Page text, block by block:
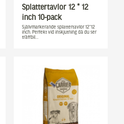
Splattertavlor 12 * 12
inch 10-pack
Självmarkerande splattertavlor 12*12
inch. Perfekt vid inskjutning då du ser
träffbil…